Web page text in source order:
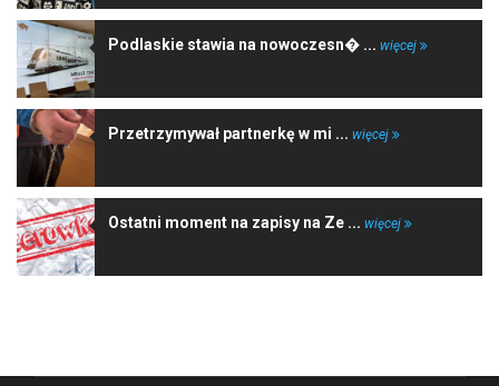
Podlaskie stawia na nowoczesn� ... więcej
Przetrzymywał partnerkę w mi ... więcej
Ostatni moment na zapisy na Ze ... więcej